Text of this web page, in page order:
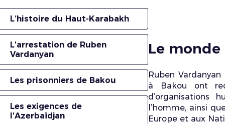
L’histoire du Haut-Karabakh
L'arrestation de Ruben
Vardanyan
Les prisonniers de Bakou
Les exigences de
l'Azerbaïdjan
Le
Ruben
à Bakou ont
d’organisations
l’homme, ainsi
Europe et aux